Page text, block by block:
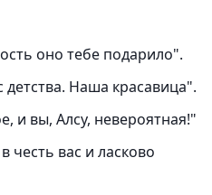
оно тебе подарило".
Наша красавица".
и вы, Алсу, невероятная!"
честь вас и ласково